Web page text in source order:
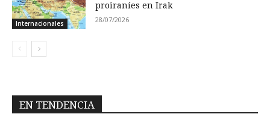
Internacionales
proiraníes en Irak
28/07/2026
EN TENDENCIA